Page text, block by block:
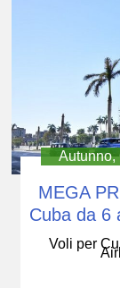
Autunno,
MEGA
Cuba da 6
Voli per